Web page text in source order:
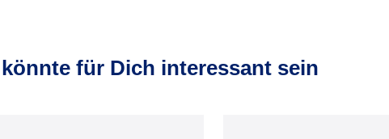
für Dich interessant sein